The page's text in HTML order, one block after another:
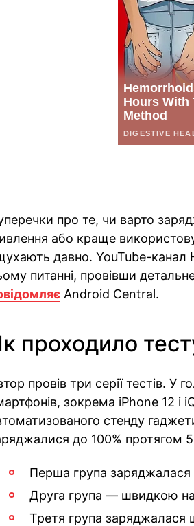
про те, чи варто
або краще
давно. YouTube-канал
питанні, провівши
Android Central.
проходило
провів три серії тестів. У
зокрема iPhone 12 і
стенду
до 100% протягом
Перша група
Друга група — швидкою
Третя група заряджалася